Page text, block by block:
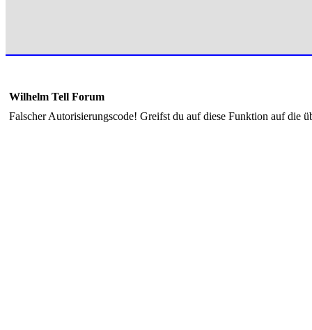
Wilhelm Tell Forum
Falscher Autorisierungscode! Greifst du auf diese Funktion auf die